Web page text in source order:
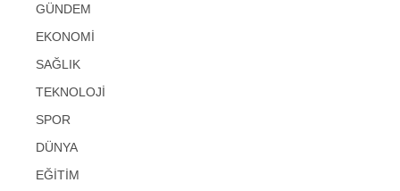
GÜNDEM
EKONOMİ
SAĞLIK
TEKNOLOJİ
SPOR
DÜNYA
EĞİTİM